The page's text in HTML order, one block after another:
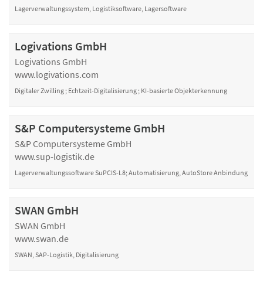
Lagerverwaltungssystem, Logistiksoftware, Lagersoftware
Logivations GmbH
Logivations GmbH
www.logivations.com
Digitaler Zwilling ; Echtzeit-Digitalisierung ; KI-basierte Objekterkennung
S&P Computersysteme GmbH
S&P Computersysteme GmbH
www.sup-logistik.de
Lagerverwaltungssoftware SuPCIS-L8; Automatisierung, AutoStore Anbindung
SWAN GmbH
SWAN GmbH
www.swan.de
SWAN, SAP-Logistik, Digitalisierung